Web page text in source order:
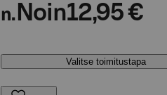
n. Noin12,95 €
Valitse toimitustapa